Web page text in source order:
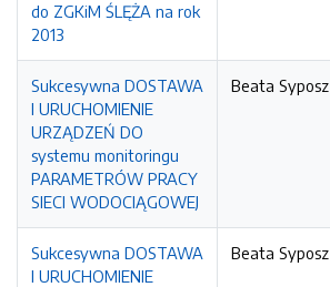
do ZGKiM ŚLĘŻA na rok
2013
Sukcesywna DOSTAWA
I URUCHOMIENIE
URZĄDZEŃ DO
systemu monitoringu
PARAMETRÓW PRACY
SIECI WODOCIĄGOWEJ
Beata Syposz
Sukcesywna DOSTAWA
I URUCHOMIENIE
Beata Syposz